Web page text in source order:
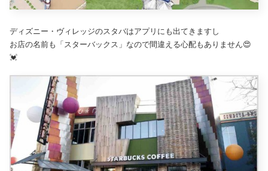
ディズニー・ヴィレッジのスタバはアプリにも出てきますし
お店の名前も「スターバックス」なので間違える心配もありません😍
💓